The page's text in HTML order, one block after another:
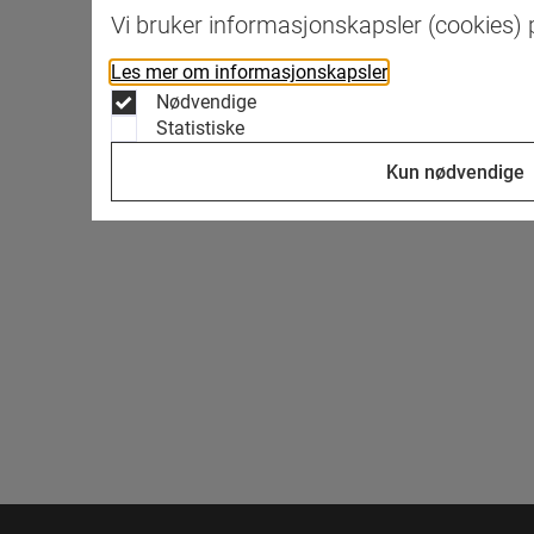
Vi bruker informasjonskapsler (cookies)
Les mer om informasjonskapsler
Nødvendige
Statistiske
Kun nødvendige